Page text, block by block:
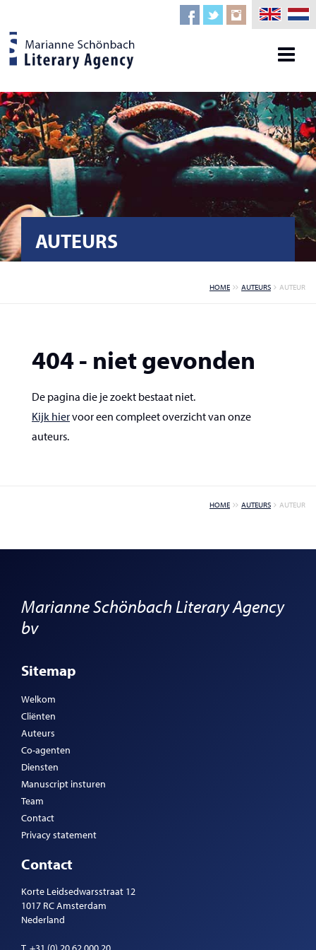
AUTEURS
HOME AUTEURS AUTEUR
404 - niet gevonden
De pagina die je zoekt bestaat niet.
Kijk hiervoor een compleet overzicht van onze
auteurs.
HOME AUTEURS AUTEUR
Marianne Schönbach Literary Agency
bv
Sitemap
Welkom
Cliënten
Auteurs
Co-agenten
Diensten
Manuscript insturen
Team
Contact
Privacy statement
Contact
Korte Leidsedwarsstraat 12
1017 RC Amsterdam
Nederland